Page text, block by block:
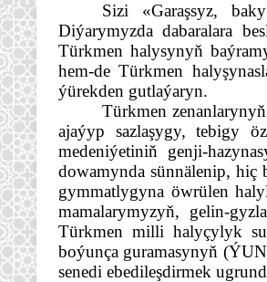
Sizi «Garaşsyz,
Diýarymyzda dabaralara
Türkmen halysynyň
hem-de Türkmen
ýürekden gutlaýaryn.
Türkmen
ajaýyp sazlaşygy, tebigy
medeniýetiniň genji-
dowamynda sünnälenip,
gymmatlygyna öwrülen
mamalarymyzyň, gelin-
Türkmen milli halyçylyk
boýunça guramasynyň
senedi ebedileşdirmek